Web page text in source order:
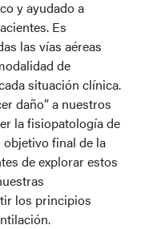
y ayudado a
Es
las vías aéreas
de
situación clínica.
daño” a nuestros
la fisiopatología de
final de la
de explorar estos
los principios